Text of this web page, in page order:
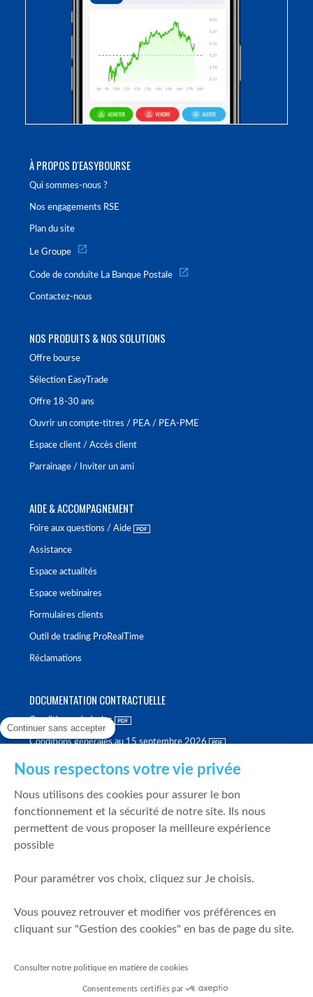
À PROPOS D'EASYBOURSE
Qui sommes-nous ?
Nos engagements RSE
Plan du site
Le Groupe
Code de conduite La Banque Postale
Contactez-nous
NOS PRODUITS & NOS SOLUTIONS
Offre bourse
Sélection EasyTrade
Offre 18-30 ans
Ouvrir un compte-titres / PEA / PEA-PME
Espace client / Accès client
Parrainage / Inviter un ami
AIDE & ACCOMPAGNEMENT
Foire aux questions / Aide
Assistance
Espace actualités
Espace webinaires
Formulaires clients
Outil de trading ProRealTime
Réclamations
DOCUMENTATION CONTRACTUELLE
Conditions générales
Conditions générales au 15 septembre 2026
Politique de meilleure sélection
Politique de durabilité
Fonds de garantie des dépôts et de résolution
Mentions légales
Prévention de la fraude
Continuer sans accepter
Nous respectons votre vie privée
Nous utilisons des cookies pour assurer le bon
fonctionnement et la sécurité de notre site. Ils nous
permettent de vous proposer la meilleure expérience
possible
Pour paramétrer vos choix, cliquez sur Je choisis.
Vous pouvez retrouver et modifier vos préférences en
cliquant sur "Gestion des cookies" en bas de page du site.
Consulter notre politique en matière de cookies
Consentements certifiés par